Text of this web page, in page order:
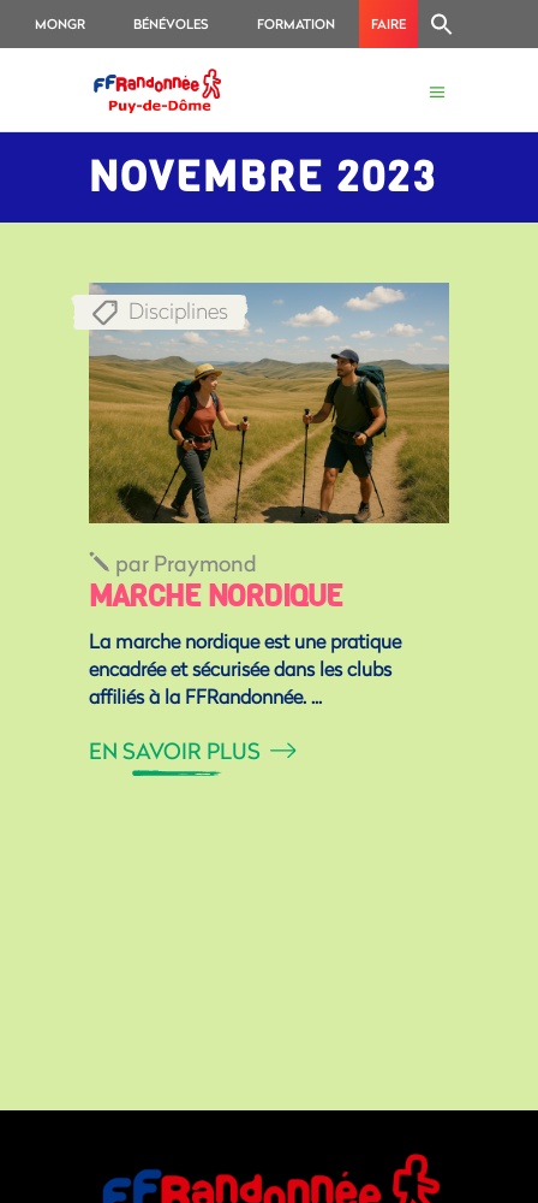
MONGR BÉNÉVOLES FORMATION FAIRE
NOVEMBRE 2023
Disciplines
par Praymond
MARCHE NORDIQUE
La marche nordique est une pratique
encadrée et sécurisée dans les clubs
affiliés à la FFRandonnée.
EN SAVOIR PLUS